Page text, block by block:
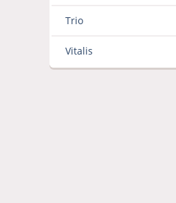
Trio
Vitalis